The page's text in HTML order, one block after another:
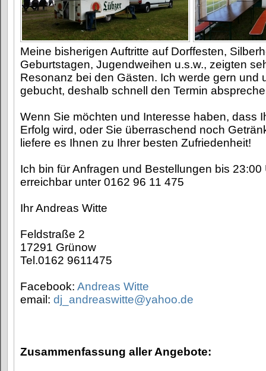
Meine bisherigen Auftritte auf Dorffesten,
Geburtstagen, Jugendweihen u.s.w., zeigten
Resonanz bei den Gästen. Ich werde gern und
gebucht, deshalb schnell den Termin
Wenn Sie möchten und Interesse haben, dass
Erfolg wird, oder Sie überraschend noch
liefere es Ihnen zu Ihrer besten Zufriedenheit!
Ich bin für Anfragen und Bestellungen bis 23:00
erreichbar unter 0162 96 11 475
Ihr Andreas Witte
Feldstraße 2
17291 Grünow
Tel.0162 9611475
Facebook: Andreas Witte
email: dj_andreaswitte@yahoo.de
Zusammenfassung aller Angebote: